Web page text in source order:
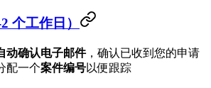
个工作日）
动确认电子邮件，确认已收到您的申请
配一个案件编号以便跟踪